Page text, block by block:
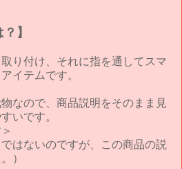
】
り付け、それに指を通してスマ
イテムです。
なので、商品説明をそのまま見
いです。
＞
はないのですが、この商品の説
）